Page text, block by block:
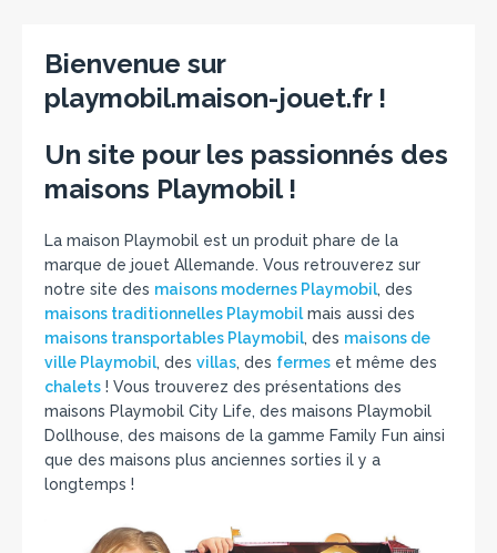
Bienvenue sur
playmobil.maison-jouet.fr !
Un site pour les passionnés des
maisons Playmobil !
La maison Playmobil est un produit phare de la
marque de jouet Allemande. Vous retrouverez sur
notre site des maisons modernes Playmobil, des
maisons traditionnelles Playmobilmais aussi des
maisons transportables Playmobil, des maisons de
ville Playmobil, des villas, des fermes et même des
chalets ! Vous trouverez des présentations des
maisons Playmobil City Life, des maisons Playmobil
Dollhouse, des maisons de la gamme Family Fun ainsi
que des maisons plus anciennes sorties il y a
longtemps !